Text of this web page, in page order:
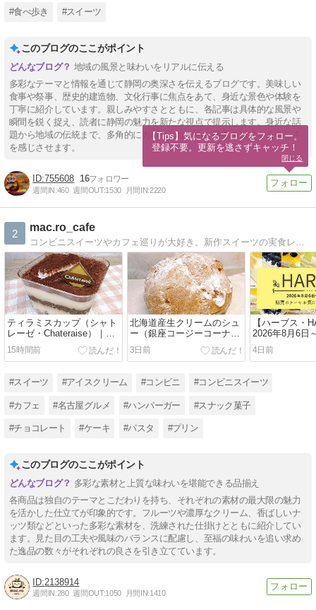
#食べ歩き #スイーツ
このブログのここがポイント
地域の風景と味わいをリアルに伝える
多彩なテーマと情報を通じて静岡の奥深さを伝えるブログです。美味しい
食事や祭事、歴史的建造物、文化行事に焦点をあて、身近な景色や体験を
丁寧に紹介しています。親しみやすさとともに、各記事は具体的な風景や
瞬間を鋭く捉え、読者に静岡の魅力を新たな視点で提示します。身近な話
題から地域の伝統まで、多角的にカバーしながら、静岡を探求する楽しさ
を感じさせます。
755608 16
週間IN:460 週間OUT:1530 月間IN:2220
2
mac.ro_cafe
ティラミスカップ（シャト
レーゼ・Chateraise）｜値
段・カロリー・口コミ実食
レビュー
15時間前
北海道産生クリームのシュ
ー（銀座コージーコーナ
ー・GINZA Cozy Corner）
｜値段・カロリー・口コミ
実食レビュー
3日前
【ハーブス・
2026年8月6日
のケーキ一覧
紹介（お気に
グ）
4日前
#スイーツ #アイスクリーム #コンビニ #コンビニスイーツ
#カフェ #名古屋グルメ #ハンバーガー #スナック菓子
#チョコレート #ケーキ #パスタ #プリン
このブログのここがポイント
多彩な素材と上質な味わいを堪能できる品揃え
各商品は独自のテーマとこだわりを持ち、それぞれの素材の最大限の魅力
を活かした仕立てが印象的です。フルーツや濃厚なクリーム、香ばしいナ
ッツ類などといった多彩な素材を、洗練された仕掛けとともに紹介してい
ます。見た目の工夫や風味のバランスに配慮し、至福の味わいを追い求め
た逸品の数々がそれぞれの良さを引き立てています。
2138914
週間IN:280 週間OUT:1050 月間IN:1410
【Tips】気になるブログをフォロー。
登録不要。更新を逃さずキャッチ！
閉じる